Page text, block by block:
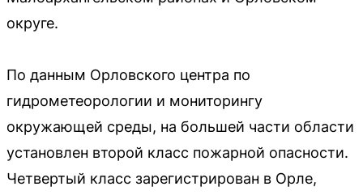
округе.
По данным Орловского центра по
гидрометеорологии и мониторингу
окружающей среды, на большей части области
установлен второй класс пожарной опасности.
Четвертый класс зарегистрирован в Орле,